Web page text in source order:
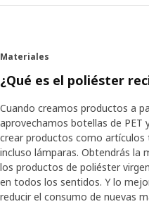
Materiales
¿Qué es el poliéster
Cuando creamos productos a
aprovechamos botellas de
crear productos como artículos
incluso lámparas. Obtendrás la
los productos de poliéster
en todos los sentidos. Y lo
reducir el consumo de nuevas